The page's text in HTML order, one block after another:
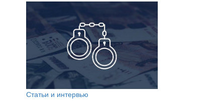
Статьи и интервью